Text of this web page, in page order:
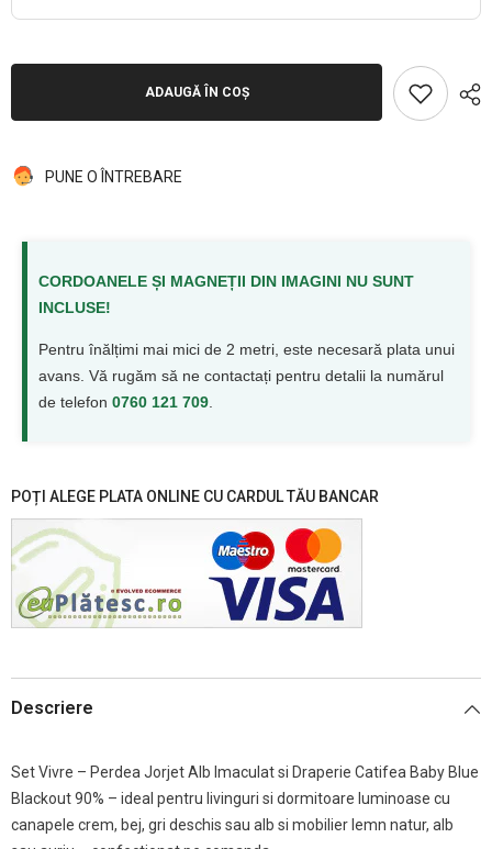
ADAUGĂ ÎN COȘ
PUNE O ÎNTREBARE
CORDOANELE ȘI MAGNEȚII DIN IMAGINI NU SUNT
INCLUSE!
Pentru înălțimi mai mici de 2 metri, este necesară plata unui
avans. Vă rugăm să ne contactați pentru detalii la numărul
de telefon 0760 121 709
POȚI ALEGE PLATA ONLINE CU CARDUL TĂU BANCAR
Descriere
Set Vivre – Perdea Jorjet Alb Imaculat si Draperie Catifea Baby Blue
Blackout 90% – ideal pentru livinguri si dormitoare luminoase cu
canapele crem, bej, gri deschis sau alb si mobilier lemn natur, alb